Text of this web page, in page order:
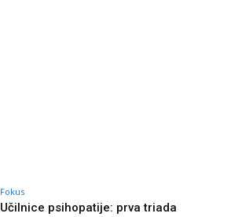
Fokus
Učilnice psihopatije: prva triada